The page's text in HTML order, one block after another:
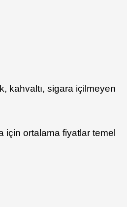
kahvaltı, sigara içilmeyen
için ortalama fiyatlar temel